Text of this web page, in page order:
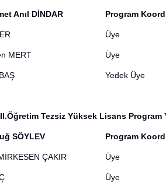
Anıl DİNDAR Program
Üye
MERT Üye
Yedek Üye
Tezsiz Yüksek Lisans Program
SÖYLEV Program
ÇAKIR Üye
Üye